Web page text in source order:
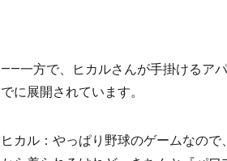
――一方で、ヒカルさんが手掛けるア
でに展開されています。
ヒカル：やっぱり野球のゲームなの